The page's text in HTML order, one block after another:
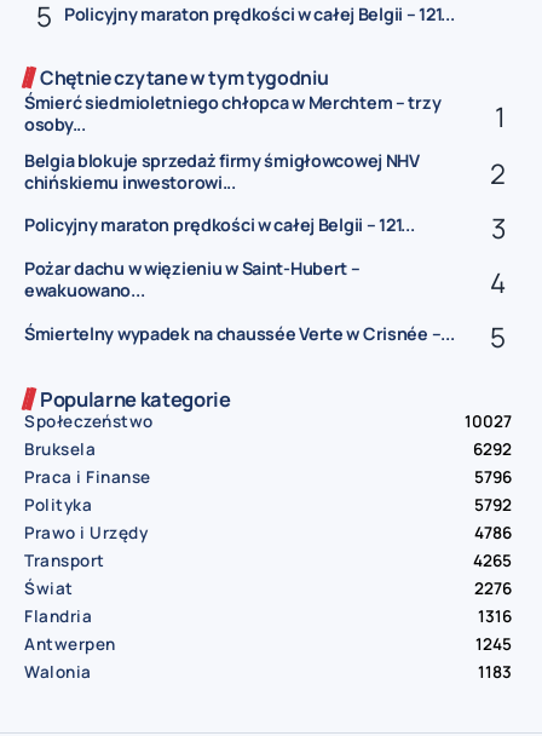
Policyjny maraton prędkości w całej Belgii – 121...
Chętnie czytane w tym tygodniu
Śmierć siedmioletniego chłopca w Merchtem – trzy
osoby...
Belgia blokuje sprzedaż firmy śmigłowcowej NHV
chińskiemu inwestorowi...
Policyjny maraton prędkości w całej Belgii – 121...
Pożar dachu w więzieniu w Saint-Hubert –
ewakuowano...
Śmiertelny wypadek na chaussée Verte w Crisnée –...
Popularne kategorie
Społeczeństwo
10027
Bruksela
6292
Praca i Finanse
5796
Polityka
5792
Prawo i Urzędy
4786
Transport
4265
Świat
2276
Flandria
1316
Antwerpen
1245
Walonia
1183